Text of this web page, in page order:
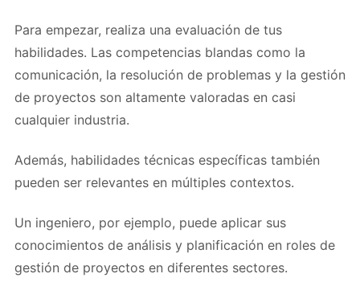
Para empezar, realiza una evaluación de tus
habilidades. Las competencias blandas como la
comunicación, la resolución de problemas y la gestión
de proyectos son altamente valoradas en casi
cualquier industria.
Además, habilidades técnicas específicas también
pueden ser relevantes en múltiples contextos.
Un ingeniero, por ejemplo, puede aplicar sus
conocimientos de análisis y planificación en roles de
gestión de proyectos en diferentes sectores.